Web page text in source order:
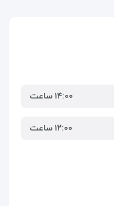
۱۴:۰۰ ساعت
۱۲:۰۰ ساعت